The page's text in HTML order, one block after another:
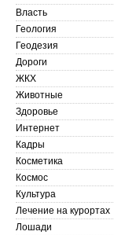
Власть
Геология
Геодезия
Дороги
ЖКХ
Животные
Здоровье
Интернет
Кадры
Косметика
Космос
Культура
Лечение на курортах
Лошади